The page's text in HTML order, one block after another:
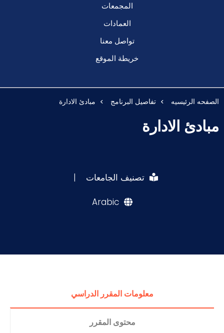
المجمعات
العمادات
تواصل معنا
خريطة الموقع
الصفحه الرئيسيه تفاصيل البرنامج مبادئ الادارة
مبادئ الادارة
تصنيف الجامعات |
Arabic
معلومات المقرر الدراسي
محتوى المقرر